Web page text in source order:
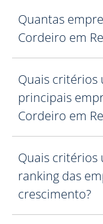
Quantas
Cordeiro em
Quais critérios
principais
Cordeiro em
Quais critérios
ranking das
crescimento?